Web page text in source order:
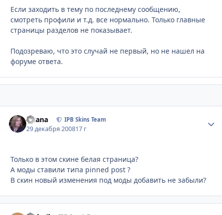
Если заходить в тему по последнему сообщению,
смотреть профили и т.д. все нормально. Только главные
страницы разделов не показывает.
Подозреваю, что это случай не первый, но не нашел на
форуме ответа.
Fisana IPB Skins Team
29 декабря 200817 г
Только в этом скине белая страница?
А моды ставили типа pinned post ?
В скин новый изменения под моды добавить не забыли?